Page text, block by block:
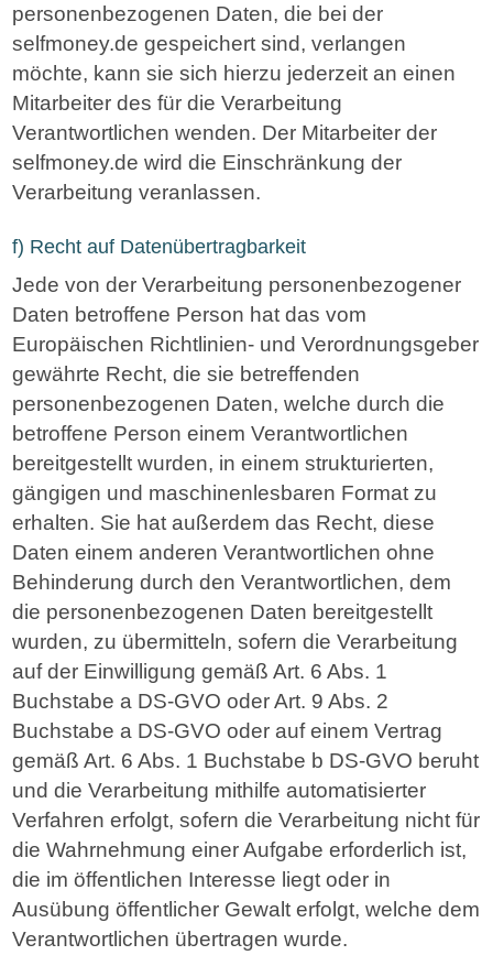
personenbezogenen Daten, die bei der
selfmoney.de gespeichert sind, verlangen
möchte, kann sie sich hierzu jederzeit an einen
Mitarbeiter des für die Verarbeitung
Verantwortlichen wenden. Der Mitarbeiter der
selfmoney.de wird die Einschränkung der
Verarbeitung veranlassen.
f) Recht auf Datenübertragbarkeit
Jede von der Verarbeitung personenbezogener
Daten betroffene Person hat das vom
Europäischen Richtlinien- und Verordnungsgeber
gewährte Recht, die sie betreffenden
personenbezogenen Daten, welche durch die
betroffene Person einem Verantwortlichen
bereitgestellt wurden, in einem strukturierten,
gängigen und maschinenlesbaren Format zu
erhalten. Sie hat außerdem das Recht, diese
Daten einem anderen Verantwortlichen ohne
Behinderung durch den Verantwortlichen, dem
die personenbezogenen Daten bereitgestellt
wurden, zu übermitteln, sofern die Verarbeitung
auf der Einwilligung gemäß Art. 6 Abs. 1
Buchstabe a DS-GVO oder Art. 9 Abs. 2
Buchstabe a DS-GVO oder auf einem Vertrag
gemäß Art. 6 Abs. 1 Buchstabe b DS-GVO beruht
und die Verarbeitung mithilfe automatisierter
Verfahren erfolgt, sofern die Verarbeitung nicht für
die Wahrnehmung einer Aufgabe erforderlich ist,
die im öffentlichen Interesse liegt oder in
Ausübung öffentlicher Gewalt erfolgt, welche dem
Verantwortlichen übertragen wurde.